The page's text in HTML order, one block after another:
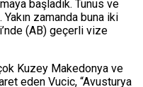
başladık. Tunus ve
zamanda buna iki
(AB) geçerli vize
Kuzey Makedonya ve
eden Vucic, “Avusturya